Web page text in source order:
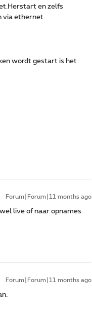
en zelfs
via ethernet.
wordt gestart is het
Forum|Forum|11 months ago
live of naar opnames
Forum|Forum|11 months ago